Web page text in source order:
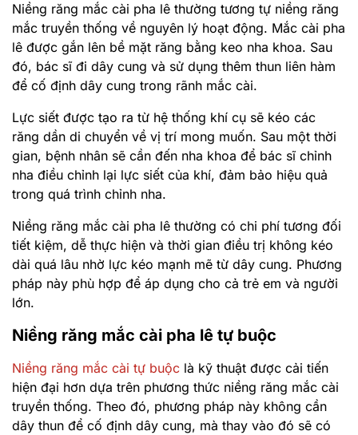
Niềng răng mắc cài pha lê thường tương tự niềng răng
mắc truyền thống về nguyên lý hoạt động. Mắc cài pha
lê được gắn lên bề mặt răng bằng keo nha khoa. Sau
đó, bác sĩ đi dây cung và sử dụng thêm thun liên hàm
để cố định dây cung trong rãnh mắc cài.
Lực siết được tạo ra từ hệ thống khí cụ sẽ kéo các
răng dần di chuyển về vị trí mong muốn. Sau một thời
gian, bệnh nhân sẽ cần đến nha khoa để bác sĩ chỉnh
nha điều chỉnh lại lực siết của khí, đảm bảo hiệu quả
trong quá trình chỉnh nha.
Niềng răng mắc cài pha lê thường có chi phí tương đối
tiết kiệm, dễ thực hiện và thời gian điều trị không kéo
dài quá lâu nhờ lực kéo mạnh mẽ từ dây cung. Phương
pháp này phù hợp để áp dụng cho cả trẻ em và người
lớn.
Niềng răng mắc cài pha lê tự buộc
Niềng răng mắc cài tự buộc là kỹ thuật được cải tiến
hiện đại hơn dựa trên phương thức niềng răng mắc cài
truyền thống. Theo đó, phương pháp này không cần
dây thun để cố định dây cung, mà thay vào đó sẽ có